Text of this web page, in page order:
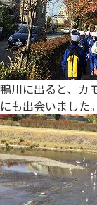
鴨川に出ると、
にも出会いました。